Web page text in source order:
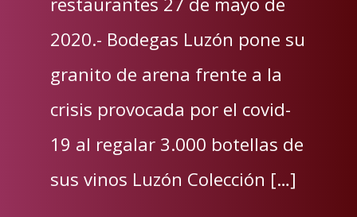
2020.- Bodegas Luzón pone su
granito de arena frente a la
crisis provocada por el covid-
19 al regalar 3.000 botellas de
sus vinos Luzón Colección […]